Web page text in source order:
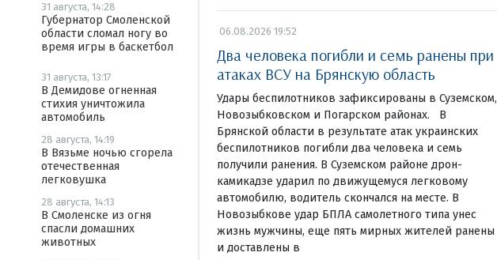
31 августа, 14:28
Губернатор Смоленской
области сломал ногу во
время игры в баскетбол
31 августа, 13:17
В Демидове огненная
стихия уничтожила
автомобиль
28 августа, 14:19
В Вязьме ночью сгорела
отечественная
легковушка
28 августа, 14:13
В Смоленске из огня
спасли домашних
животных
06.08.2026 19:52
Два человека погибли и семь ранены при
атаках ВСУ на Брянскую область
Удары беспилотников зафиксированы в Суземском,
Новозыбковском и Погарском районах. В
Брянской области в результате атак украинских
беспилотников погибли два человека и семь
получили ранения. В Суземском районе дрон-
камикадзе ударил по движущемуся легковому
автомобилю, водитель скончался на месте. В
Новозыбкове удар БПЛА самолетного типа унес
жизнь мужчины, еще пять мирных жителей ранены
и доставлены в